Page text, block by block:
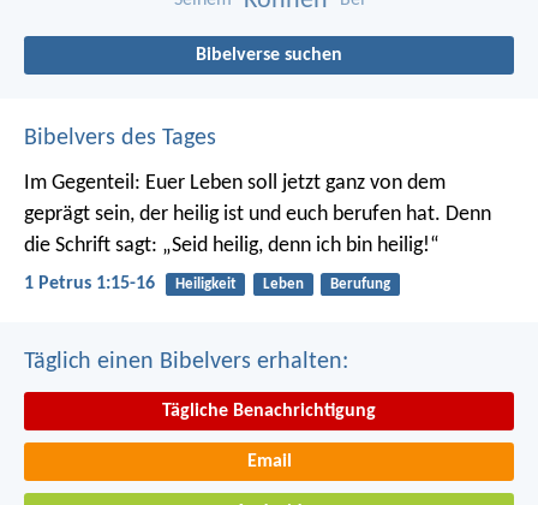
Bibelverse suchen
Bibelvers des Tages
Im Gegenteil: Euer Leben soll jetzt ganz von dem
geprägt sein, der heilig ist und euch berufen hat. Denn
die Schrift sagt: „Seid heilig, denn ich bin heilig!“
1 Petrus 1:15-16 Heiligkeit Leben Berufung
Täglich einen Bibelvers erhalten:
Tägliche Benachrichtigung
Email